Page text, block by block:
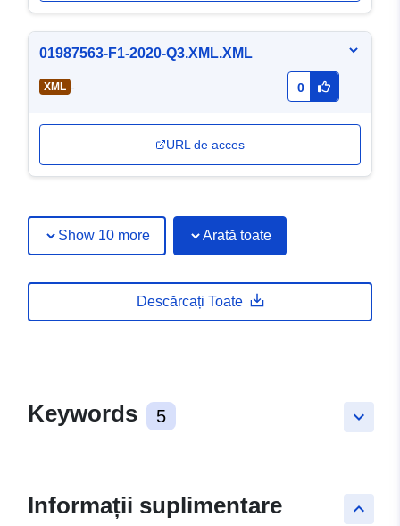
01987563-F1-2020-Q3.XML.XML
XML - 0
URL de acces
Show 10 more Arată toate
Descărcați Toate
keyboard_arrow_down
Keywords 5
keyboard_arrow_up
Informații suplimentare